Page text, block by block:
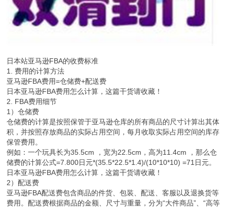
日本站亚马逊FBA的收费标准
1. 费用的计算方法
亚马逊FBA费用=仓储费+配送费
日本亚马逊FBA费用怎么计算，这篇干货请收藏！
2. FBA费用细节
1）仓储费
仓储费的计算是按照保管于亚马逊仓库的所有商品的尺寸计算出其体
积，并按照存放商品的实际占用空间，每月收取实际占用空间的库存
保管费用。
例如：一个玩具长为35.5cm ，宽为22.5cm，高为11.4cm ，那么仓
储费的计算公式=7.800日元*(35.5*22.5*1.4)/(10*10*10) =71日元。
日本亚马逊FBA费用怎么计算，这篇干货请收藏！
2）配送费
亚马逊FBA配送费包含商品的件货、包装、配送、客服以及退换货等
费用。配送费根据商品的金额、尺寸与重量，分为“大件商品”、“高等